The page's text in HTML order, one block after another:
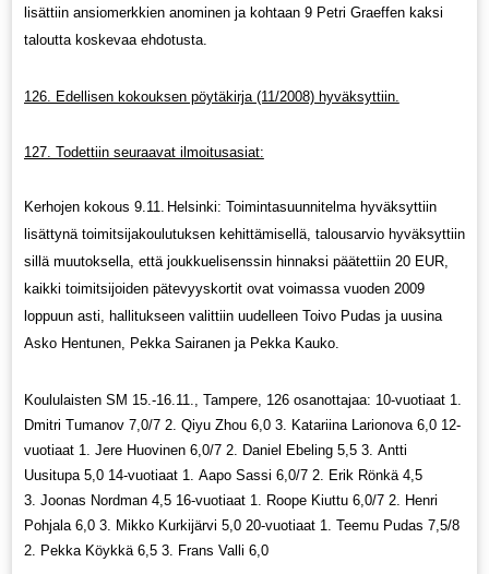
lisättiin ansiomerkkien anominen ja kohtaan 9 Petri Graeffen kaksi
taloutta koskevaa ehdotusta.
126. Edellisen kokouksen pöytäkirja (11/2008) hyväksyttiin.
127. Todettiin seuraavat ilmoitusasiat:
Kerhojen kokous 9.11.
Helsinki: Toimintasuunnitelma hyväksyttiin
lisättynä toimitsijakoulutuksen kehittämisellä, talousarvio hyväksyttiin
sillä muutoksella, että joukkuelisenssin hinnaksi päätettiin 20 EUR,
kaikki toimitsijoiden pätevyyskortit ovat voimassa vuoden 2009
loppuun asti, hallitukseen valittiin uudelleen Toivo Pudas ja uusina
Asko Hentunen, Pekka Sairanen ja Pekka Kauko.
Koululaisten SM 15.-16.11., Tampere, 126 osanottajaa: 10-vuotiaat 1.
Dmitri Tumanov 7,0/7 2. Qiyu Zhou 6,0 3. Katariina Larionova 6,0 12-
vuotiaat 1. Jere Huovinen 6,0/7 2. Daniel Ebeling 5,5 3. Antti
Uusitupa 5,0 14-vuotiaat 1. Aapo Sassi 6,0/7 2. Erik Rönkä 4,5
3. Joonas Nordman 4,5 16-vuotiaat 1. Roope Kiuttu 6,0/7 2. Henri
Pohjala 6,0 3. Mikko Kurkijärvi 5,0 20-vuotiaat 1. Teemu Pudas 7,5/8
2. Pekka Köykkä 6,5 3. Frans Valli 6,0